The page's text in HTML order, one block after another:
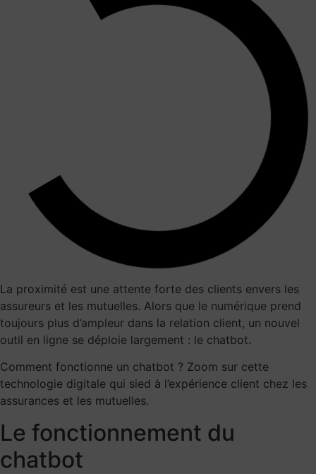
La proximité est une attente forte des clients envers les
assureurs et les mutuelles. Alors que le numérique prend
toujours plus d’ampleur dans la relation client, un nouvel
outil en ligne se déploie largement : le chatbot.
Comment fonctionne un chatbot ? Zoom sur cette
technologie digitale qui sied à l’expérience client chez les
assurances et les mutuelles.
Le fonctionnement du
chatbot